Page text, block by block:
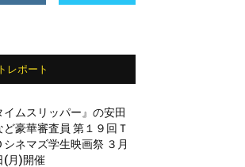
レポート
イムスリッパー』の安田
ど豪華審査員 第１９回Ｔ
シネマズ学生映画祭 ３月
(月)開催